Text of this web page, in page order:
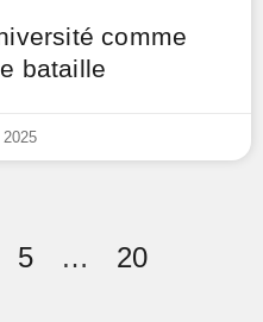
comme
bataille
5 … 20